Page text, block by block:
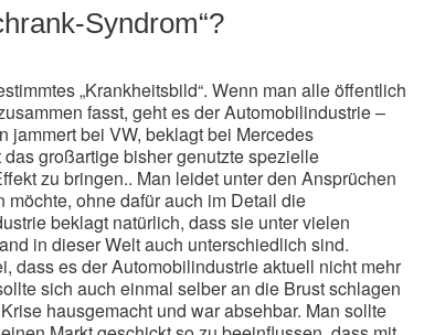
Syndrom“?
„Krankheitsbild“. Wenn man alle öffentlich
fasst, geht es der Automobilindustrie –
jammert bei VW, beklagt bei Mercedes
großartige bisher genutzte spezielle
zu bringen.. Man leidet unter den Ansprüchen
ohne dafür auch im Detail die
beklagt natürlich, dass sie unter vielen
in dieser Welt auch unterschiedlich sind.
dass es der Automobilindustrie aktuell nicht mehr
sich auch einmal selber an die Brust schlagen
hausgemacht und war absehbar. Man sollte